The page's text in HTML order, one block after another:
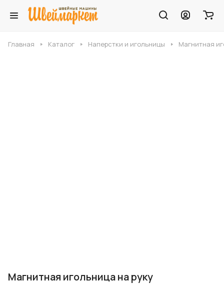
Главная Каталог Наперстки и игольницы Магнитная
Магнитная игольница на руку